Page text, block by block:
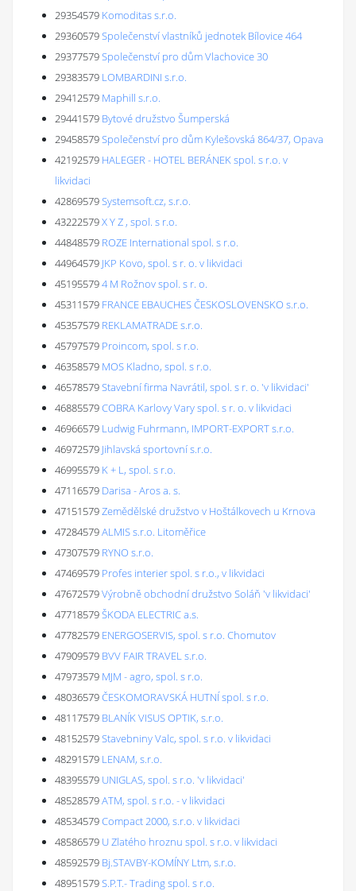
29354579 Komoditas s.r.o.
29360579Společenství vlastníků jednotek Bílovice 464
29377579Společenství pro dům Vlachovice 30
29383579 LOMBARDINI s.r.o.
29412579 Maphill s.r.o.
29441579 Bytové družstvo Šumperská
29458579Společenství pro dům Kylešovská 864/37, Opava
42192579 HALEGER - HOTEL BERÁNEK spol. s r.o. v
likvidaci
42869579Systemsoft.cz, s.r.o.
43222579X Y Z , spol. s r.o.
44848579 ROZE International spol. s r.o.
44964579 JKP Kovo, spol. s r. o. v likvidaci
451955794 M Rožnov spol. s r. o.
45311579 FRANCE EBAUCHES ČESKOSLOVENSKO s.r.o.
45357579 REKLAMATRADE s.r.o.
45797579 Proincom, spol. s r.o.
46358579 MOS Kladno, spol. s r.o.
46578579Stavební firma Navrátil, spol. s r. o. 'v likvidaci'
46885579COBRA Karlovy Vary spol. s r. o. v likvidaci
46966579 Ludwig Fuhrmann, IMPORT-EXPORT s.r.o.
46972579 Jihlavská sportovní s.r.o.
46995579 K + L, spol. s r.o.
47116579 Darisa - Aros a. s.
47151579Zemědělské družstvo v Hoštálkovech u Krnova
47284579ALMIS s.r.o. Litoměřice
47307579 RYNO s.r.o.
47469579 Profes interier spol. s r.o., v likvidaci
47672579Výrobně obchodní družstvo Soláň 'v likvidaci'
47718579ŠKODA ELECTRIC a.s.
47782579 ENERGOSERVIS, spol. s r.o. Chomutov
47909579 BVV FAIR TRAVEL s.r.o.
47973579 MJM - agro, spol. s r.o.
48036579ČESKOMORAVSKÁ HUTNÍ spol. s r.o.
48117579 BLANÍK VISUS OPTIK, s.r.o.
48152579Stavebniny Valc, spol. s r.o. v likvidaci
48291579 LENAM, s.r.o.
48395579 UNIGLAS, spol. s r.o. 'v likvidaci'
48528579ATM, spol. s r.o. - v likvidaci
48534579Compact 2000, s.r.o. v likvidaci
48586579 U Zlatého hroznu spol. s r.o. v likvidaci
48592579 Bj.STAVBY-KOMÍNY Ltm, s.r.o.
48951579S.P.T.- Trading spol. s r.o.